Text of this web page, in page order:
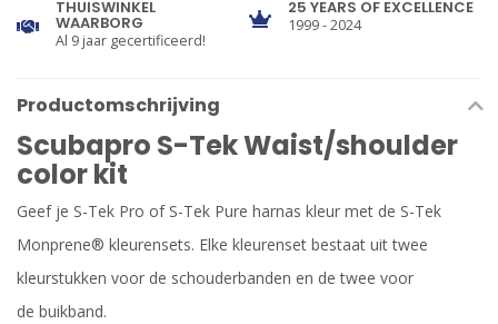
THUISWINKEL
WAARBORG
Al 9 jaar gecertificeerd!
25 YEARS OF EXCELLENCE
1999 - 2024
Productomschrijving
Scubapro S-Tek Waist/shoulder
color kit
Geef je S-Tek Pro of S-Tek Pure harnas kleur met de S-Tek
Monprene® kleurensets. Elke kleurenset bestaat uit twee
kleurstukken voor de schouderbanden en de twee voor
de buikband.